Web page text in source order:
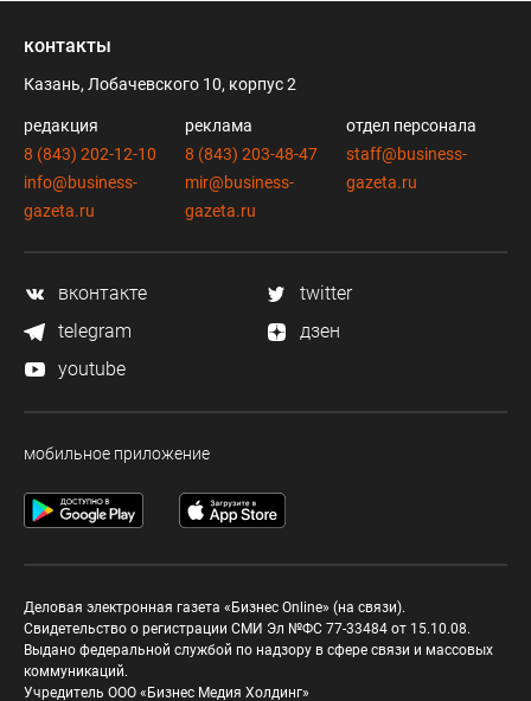
контакты
Казань, Лобачевского 10, корпус 2
редакция
8 (843) 202-12-10
info@business-
gazeta.ru
реклама
8 (843) 203-48-47
mir@business-
gazeta.ru
отдел персонала
staff@business-
gazeta.ru
вконтакте
twitter
telegram
дзен
youtube
мобильное приложение
Деловая электронная газета «Бизнес Online» (на связи).
Свидетельство о регистрации СМИ Эл №ФС 77-33484 от 15.10.08.
Выдано федеральной службой по надзору в сфере связи и массовых
коммуникаций.
Учредитель ООО «Бизнес Медия Холдинг»